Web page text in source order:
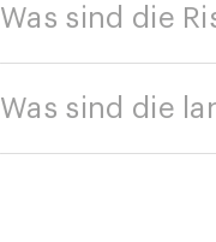
Was sind die
Was sind die